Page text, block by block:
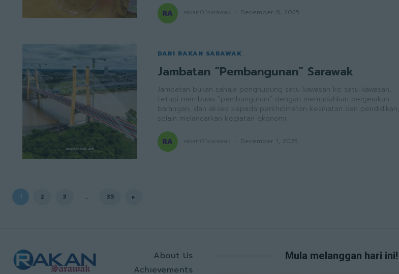
rakan01sarawak December 8, 2025
DARI RAKAN SARAWAK
Jambatan “Pembangunan” Sarawak
Jambatan bukan sahaja penghubung satu kawasan ke satu kawasan,
tetapi membawa “pembangunan” dengan memudahkan pergerakan
barangan, dan akses kepada perkhidmatan kesihatan dan pendidikan,
selain melancarkan kegiatan ekonomi.
rakan01sarawak December 1, 2025
1 2 3 35
About Us
Achievements
Mula melanggan hari ini!